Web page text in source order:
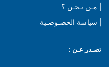
| مـن نـحـن ؟
| سياسة الخصـوصـية
تصـدر عـن :